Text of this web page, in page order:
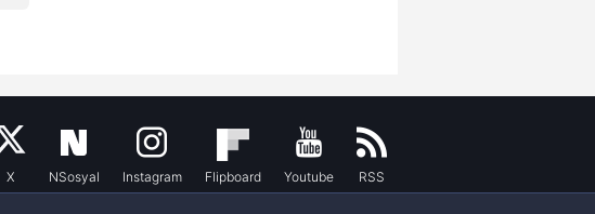
X NSosyal Instagram Flipboard Youtube RSS